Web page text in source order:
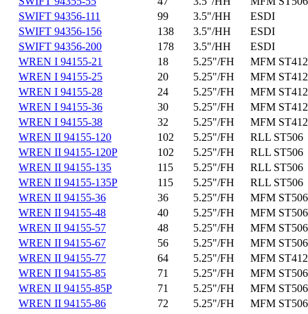
SWIFT 94356-111
99 3.5"/HH
ESDI
SWIFT 94356-156
138 3.5"/HH
ESDI
SWIFT 94356-200
178 3.5"/HH
ESDI
WREN I 94155-21
18 5.25"/FH
MFM ST412
WREN I 94155-25
20 5.25"/FH
MFM ST412
WREN I 94155-28
24 5.25"/FH
MFM ST412
WREN I 94155-36
30 5.25"/FH
MFM ST412
WREN I 94155-38
32 5.25"/FH
MFM ST412
WREN II 94155-120
102 5.25"/FH
RLL ST506
WREN II 94155-120P
102 5.25"/FH
RLL ST506
WREN II 94155-135
115 5.25"/FH
RLL ST506
WREN II 94155-135P
115 5.25"/FH
RLL ST506
WREN II 94155-36
36 5.25"/FH
MFM ST506
WREN II 94155-48
40 5.25"/FH
MFM ST506
WREN II 94155-57
48 5.25"/FH
MFM ST506
WREN II 94155-67
56 5.25"/FH
MFM ST506
WREN II 94155-77
64 5.25"/FH
MFM ST412
WREN II 94155-85
71 5.25"/FH
MFM ST506
WREN II 94155-85P
71 5.25"/FH
MFM ST506
WREN II 94155-86
72 5.25"/FH
MFM ST506